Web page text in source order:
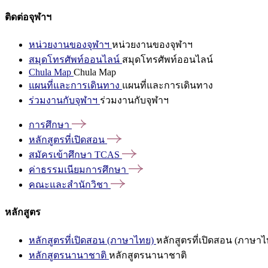
ติดต่อจุฬาฯ
หน่วยงานของจุฬาฯ หน่วยงานของจุฬาฯ
สมุดโทรศัพท์ออนไลน์ สมุดโทรศัพท์ออนไลน์
Chula Map Chula Map
แผนที่และการเดินทาง แผนที่และการเดินทาง
ร่วมงานกับจุฬาฯ ร่วมงานกับจุฬาฯ
การศึกษา
หลักสูตรที่เปิดสอน
สมัครเข้าศึกษา TCAS
ค่าธรรมเนียมการศึกษา
คณะและสำนักวิชา
หลักสูตร
หลักสูตรที่เปิดสอน (ภาษาไทย) หลักสูตรที่เปิดสอน (ภาษาไ
หลักสูตรนานาชาติ หลักสูตรนานาชาติ